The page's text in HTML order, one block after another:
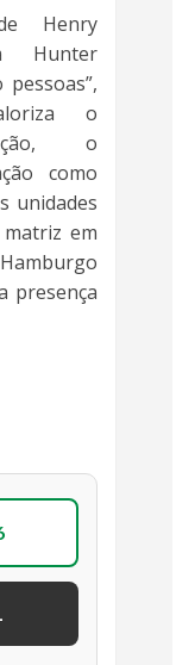
Henry
Hunter
o
o
como
unidades
em
presença